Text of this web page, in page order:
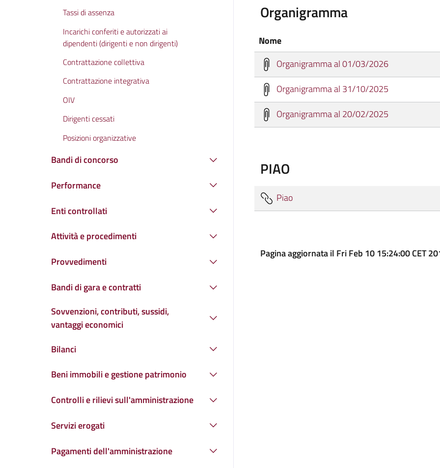
Tassi di assenza
Incarichi conferiti e autorizzati ai
dipendenti (dirigenti e non dirigenti)
Contrattazione collettiva
Contrattazione integrativa
OIV
Dirigenti cessati
Posizioni organizzative
Bandi di concorso
Performance
Enti controllati
Attività e procedimenti
Provvedimenti
Bandi di gara e contratti
Sovvenzioni, contributi, sussidi,
vantaggi economici
Bilanci
Beni immobili e gestione patrimonio
Controlli e rilievi sull'amministrazione
Servizi erogati
Pagamenti dell'amministrazione
Organigramma
Nome
Organigramma al 01/03/2026
Organigramma al 31/10/2025
Organigramma al 20/02/2025
PIAO
Piao
Pagina aggiornata il Fri Feb 10 15:24:00 CET